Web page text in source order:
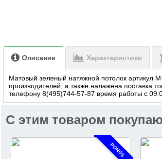
Описание Характеристики
Матовый зеленый натяжной потолок артикул
производителей, а также налажена поставка
телефону 8(495)744-57-87 время работы с
C этим товаром
PONGS